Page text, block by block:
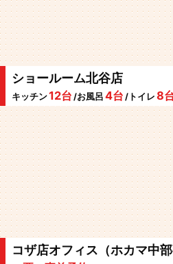
ショールーム北谷店
キッチン12台 /お風呂 4台 /トイレ 8
コザ店オフィス（ホカマ中部